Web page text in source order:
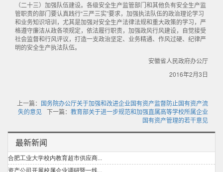
（二十三）加强队伍建设。各级安全生产监管部门和其他负有安全生产监
管职责的部门要认真践行“三严三实”要求，加强执法队伍的政治理论学习
和业务知识培训，尤其是加强对安全生产法律法规和重大政策的学习，严
格遵守廉洁从政各项规定，依法履行职责，加强政风行风建设，自觉接受
社会监督和行风评议，打造一支政治坚定、业务精通、作风过硬、纪律严
明的安全生产执法队伍。
安徽省人民政府办公厅
2016年2月3日
上一篇： 国务院办公厅关于加强和改进企业国有资产监督防止国有资产流
失的意见 下一篇： 教育部关于进一步规范和加强直属高等学校所属企业
国有资产管理的若干意见
最新新闻